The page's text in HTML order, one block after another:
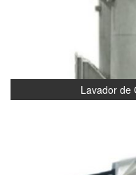
Lavador de